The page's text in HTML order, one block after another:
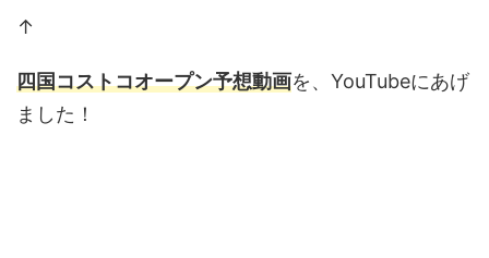
↑
四国コストコオープン予想動画を、YouTubeにあげ
ました！